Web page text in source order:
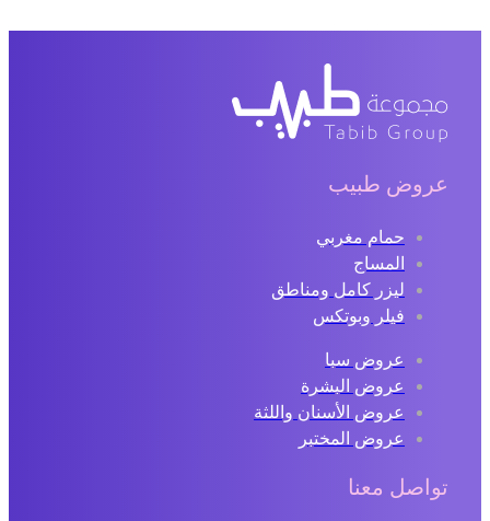
عروض طبيب
حمام مغربي
المساج
ليزر كامل ومناطق
فيلر وبوتكس
عروض سبا
عروض البشرة
عروض الأسنان واللثة
عروض المختبر
تواصل معنا